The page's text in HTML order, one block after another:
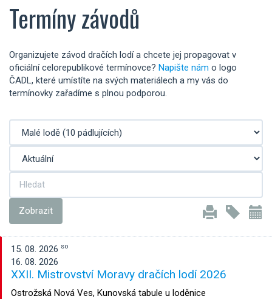
Termíny závodů
Organizujete závod dračích lodí a chcete jej propagovat v
oficiální celorepublikové termínovce? Napište nám o logo
ČADL, které umístíte na svých materiálech a my vás do
termínovky zařadíme s plnou podporou.
Zobrazit
15. 08. 2026 so
16. 08. 2026
XXII. Mistrovství Moravy dračích lodí 2026
Ostrožská Nová Ves, Kunovská tabule u loděnice